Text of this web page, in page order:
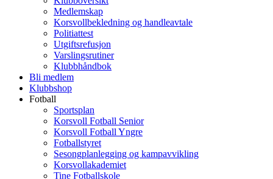
Medlemskap
Korsvollbekledning og handleavtale
Politiattest
Utgiftsrefusjon
Varslingsrutiner
Klubbhåndbok
Bli medlem
Klubbshop
Fotball
Sportsplan
Korsvoll Fotball Senior
Korsvoll Fotball Yngre
Fotballstyret
Sesongplanlegging og kampavvikling
Korsvollakademiet
Tine Fotballskole